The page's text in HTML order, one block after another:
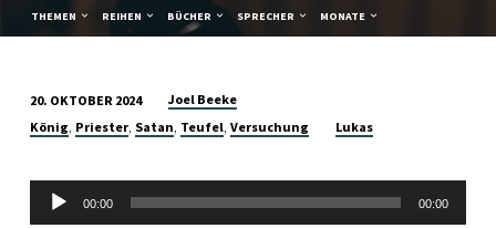
THEMEN REIHEN BÜCHER SPRECHER MONATE
LUKAS
32
20. OKTOBER 2024
Joel Beeke
König, Priester, Satan, Teufel, Versuchung Lukas
Audio-
Player
00:00 00:00